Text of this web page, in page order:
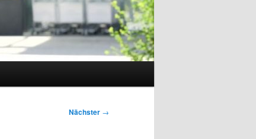
Nächster →